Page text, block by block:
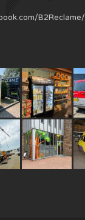
B2Reclame/